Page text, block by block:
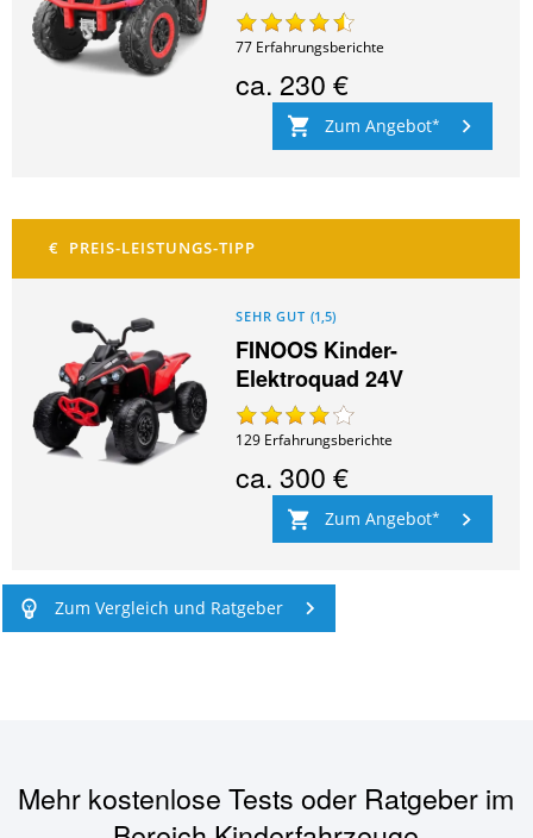
77 Erfahrungsberichte
ca.230 €
Zum Angebot
SEHR GUT (1,5)
FINOOS Kinder-
Elektroquad 24V
129 Erfahrungsberichte
ca.300 €
Zum Angebot
Zum Vergleich und Ratgeber
Mehr kostenlose Tests oder Ratgeber im